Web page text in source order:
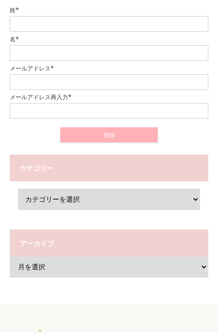
姓*
名*
メールアドレス*
メールアドレス再入力*
カテゴリー
アーカイブ